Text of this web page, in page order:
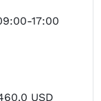
17:00
USD